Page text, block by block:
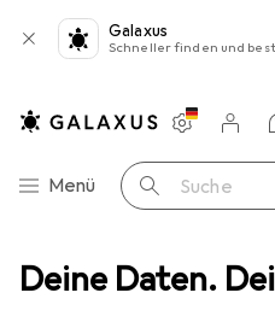
Deine Daten.
Galaxus
Schneller finden und
Navigation nach Kategorien
Menü Suche
Einstellungen
Kundenkonto
Merklisten
Warenkorb
Medien Bücher